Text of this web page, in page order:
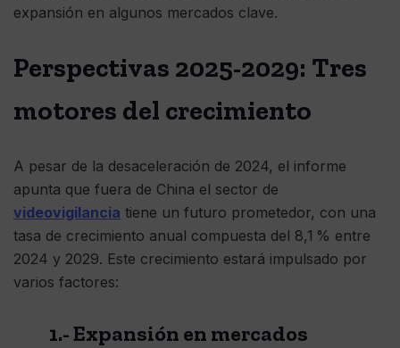
expansión en algunos mercados clave.
Perspectivas 2025-2029: Tres
motores del crecimiento
A pesar de la desaceleración de 2024, el informe
apunta que fuera de China el sector de
videovigilancia tiene un futuro prometedor, con una
tasa de crecimiento anual compuesta del 8,1 % entre
2024 y 2029. Este crecimiento estará impulsado por
varios factores:
1.- Expansión en mercados